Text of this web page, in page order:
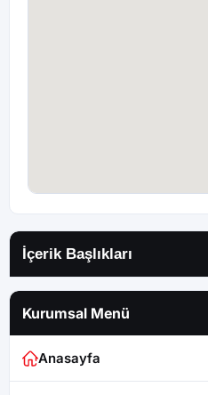
İçerik Başlıkları
Kurumsal Menü
Anasayfa